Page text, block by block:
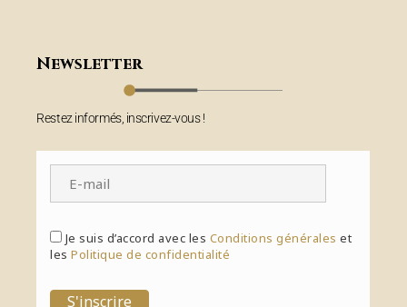
Newsletter
Restez informés, inscrivez-vous !
Je suis d’accord avec les Conditions générales et
lesPolitique de confidentialité
S'inscrire